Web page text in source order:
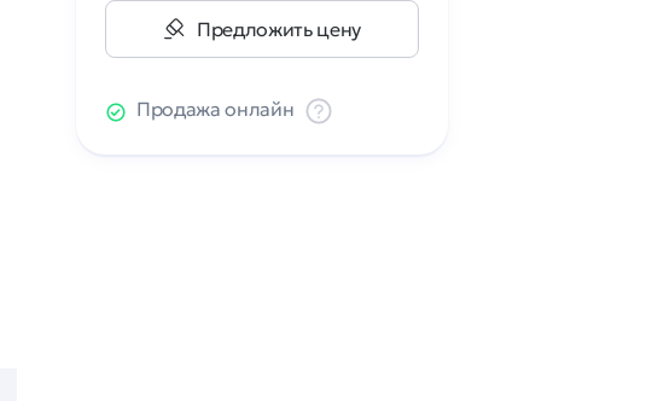
Предложить цену
Продажа онлайн